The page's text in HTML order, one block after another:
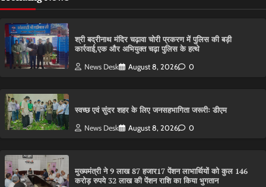
श्री बद्रीनाथ मंदिर चढ़ावा चोरी प्रकरण में पुलिस की बड़ी
कार्रवाई,एक और अभियुक्त चढ़ा पुलिस के हत्थे
News Desk August 8, 2026 0
स्वच्छ एवं सुंदर शहर के लिए जनसहभागिता जरूरीः डीएम
News Desk August 8, 2026 0
मुख्यमंत्री ने 9 लाख 87 हजार17 पेंशन लाभार्थियों को कुल 146
करोड़ रुपये 32 लाख की पेंशन राशि का किया भुगतान